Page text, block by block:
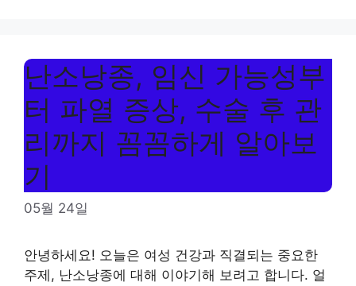
난소낭종, 임신 가능성부
터 파열 증상, 수술 후 관
리까지 꼼꼼하게 알아보
기
05월 24일
안녕하세요! 오늘은 여성 건강과 직결되는 중요한
주제, 난소낭종에 대해 이야기해 보려고 합니다. 얼